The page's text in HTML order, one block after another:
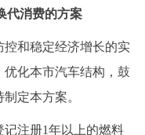
回到顶部
代消费的方案
和稳定经济增长的实
化本市汽车结构，鼓
定本方案。
注册1年以上的燃料